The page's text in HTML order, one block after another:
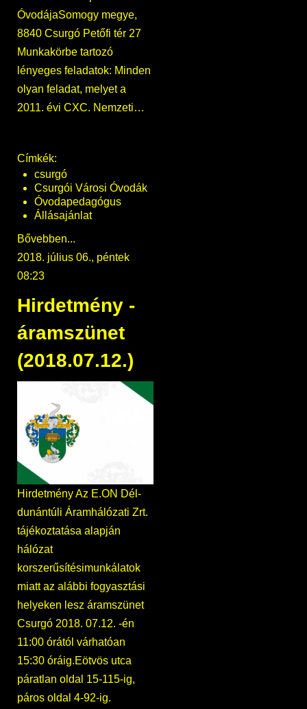
ÓvodájaSomogy megye,
8840 Csurgó Petőfi tér 27
Munkakörbe tartozó
lényeges feladatok: Minden
olyan feladat, melyet a
2011. évi CXC. Nemzeti…
Címkék:
csurgó
Csurgói Városi Óvodák
Óvodapedagógus
Állásajánlat
Bővebben...
2018. július 06., péntek
08:23
Hirdetmény -
áramszünet
(2018.07.12.)
Hirdetmény Az E.ON Dél-
dunántúli Áramhálózati Zrt.
tájékoztatása alapján
hálózat
korszerűsítésimunkálatok
miatt az alábbi fogyasztási
helyeken lesz áramszünet
Csurgó 2018. 07.12. -én
11:00 órától várhatóan
15:30 óráig.Eötvös utca
páratlan oldal 15-115-ig,
páros oldal 4-92-ig.